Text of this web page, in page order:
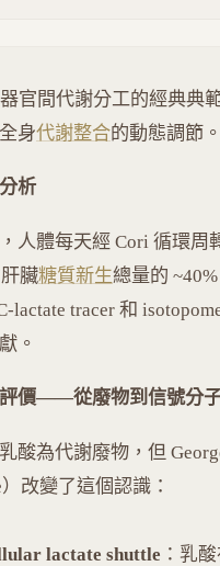
官間代謝分工的經典典
身代謝整合的動態調節。
析
人體每天經 Cori 循環周
臟糖質新生總量的
lactate tracer 和
。
價——從廢物到信號分
酸為代謝廢物，但
改變了這個認識：
lactate shuttle ：乳